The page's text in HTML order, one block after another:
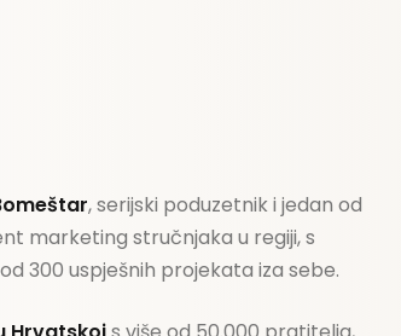
, serijski poduzetnik i jedan od
marketing stručnjaka u regiji, s
300 uspješnih projekata iza sebe.